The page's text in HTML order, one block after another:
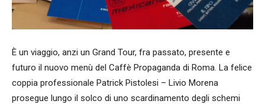
È un viaggio, anzi un Grand Tour, fra passato, presente e
futuro il nuovo menù del Caffè Propaganda di Roma. La felice
coppia professionale Patrick Pistolesi – Livio Morena
prosegue lungo il solco di uno scardinamento degli schemi